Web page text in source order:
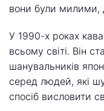
вони були милими,
У 1990-х роках
всьому світі. Він
шанувальників
серед людей, які
спосіб висловити